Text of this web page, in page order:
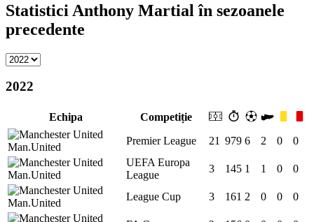
Statistici Anthony Martial în sezoanele
precedente
2022
Echipa Competiție
Man.United
Premier League 21 979 6 2 0 0
Man.United
UEFA Europa
League
3 145 1 1 0 0
Man.United
League Cup 3 161 2 0 0 0